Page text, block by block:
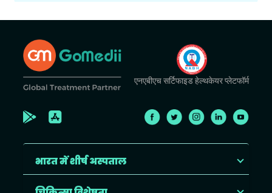
एनएबीएच सर्टिफाइड हेल्थकेयर प्लेटफॉर्म
भारत में शीर्ष अस्पताल